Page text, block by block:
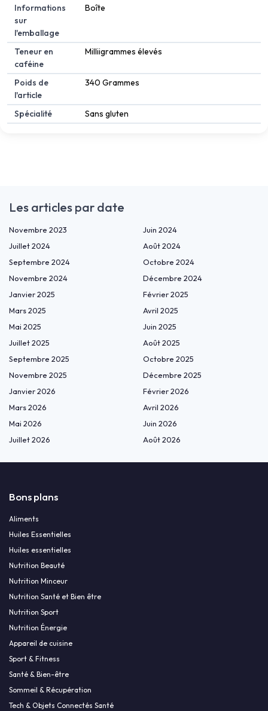
Informations
sur
l'emballage
Boîte
Teneur en
caféine
Milliigrammes élevés
Poids de
l'article
340 Grammes
Spécialité Sans gluten
Les articles par date
Novembre 2023
Juin 2024
Juillet 2024
Août 2024
Septembre 2024
Octobre 2024
Novembre 2024
Décembre 2024
Janvier 2025
Février 2025
Mars 2025
Avril 2025
Mai 2025
Juin 2025
Juillet 2025
Août 2025
Septembre 2025
Octobre 2025
Novembre 2025
Décembre 2025
Janvier 2026
Février 2026
Mars 2026
Avril 2026
Mai 2026
Juin 2026
Juillet 2026
Août 2026
Bons plans
Aliments
Huiles Essentielles
Huiles essentielles
Nutrition Beauté
Nutrition Minceur
Nutrition Santé et Bien être
Nutrition Sport
Nutrition Énergie
Appareil de cuisine
Sport & Fitness
Santé & Bien-être
Sommeil & Récupération
Tech & Objets Connectés Santé